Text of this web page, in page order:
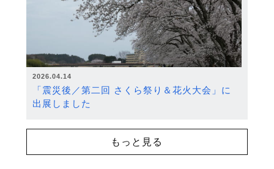
2026.04.14
「震災後／第二回 さくら祭り＆花火大会」に
出展しました
もっと見る